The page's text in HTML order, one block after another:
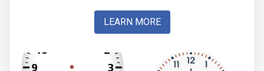
LEARN MORE